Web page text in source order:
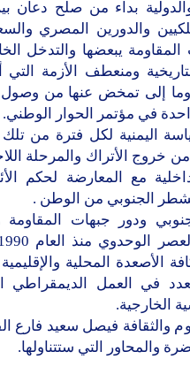
بداء من صلح دعان
والدورين المصري
يبعضها والتدخل
ومنعطف الأزمة
وما إلى تمخض عنها من وصول
في مؤتمر الحوار الوطني.
اليمنية لكل فترة من تلك
خروج الأتراك والمرحلة
مع المعارضة لحكم
الجنوبي من الوطن .
ودور جبهات المقاومة
الأصعدة المحلية والإقليمية
في العمل الديمقراطي
الخارجية.
والثقافة فيصل سعيد فارع
والمحاور التي ستتناولها.